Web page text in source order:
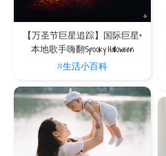
【万圣节巨星追踪】国际巨星×
本地歌手嗨翻Spooky Halloween
#生活小百科